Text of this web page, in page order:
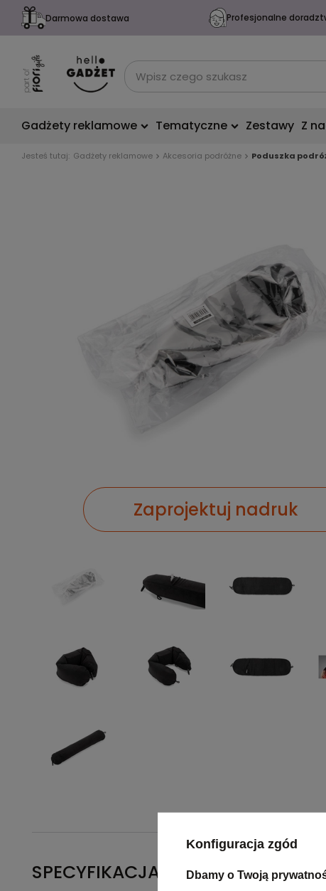
Darmowa dostawa Profesjonalne
Gadżety reklamowe Tematyczne Zestawy Z
Jesteś tutaj: Gadżety reklamowe Akcesoria podróżne Poduszka
Zaprojektuj nadruk
SPECYFIKACJA PRODUKTU
Konfiguracja zgód
Dbamy o Twoją